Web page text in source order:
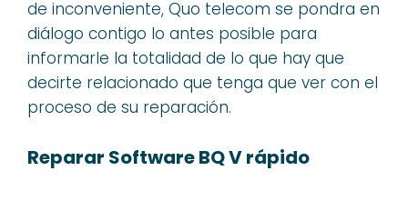
de inconveniente, Quo telecom se pondra en
diálogo contigo lo antes posible para
informarle la totalidad de lo que hay que
decirte relacionado que tenga que ver con el
proceso de su reparación.
Reparar Software BQ V rápido